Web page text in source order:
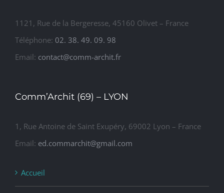
1121, Rue de la Bergeresse, 45160 Olivet – France
Téléphone: 02. 38. 49. 09. 98
Email: contact@comm-archit.fr
Comm’Archit (69) – LYON
1, Rue Antoine de Saint Exupéry, 69002 Lyon – France
Email: ed.commarchit@gmail.com
Accueil